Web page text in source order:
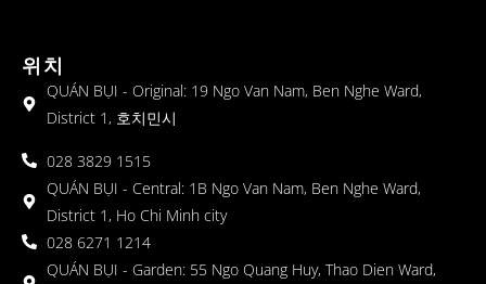
위치
QUÁN BỤI - Original: 19 Ngo Van Nam, Ben Nghe Ward,
District 1, 호치민시
028 3829 1515
QUÁN BỤI - Central: 1B Ngo Van Nam, Ben Nghe Ward,
District 1, Ho Chi Minh city
028 6271 1214
QUÁN BỤI - Garden: 55 Ngo Quang Huy, Thao Dien Ward,